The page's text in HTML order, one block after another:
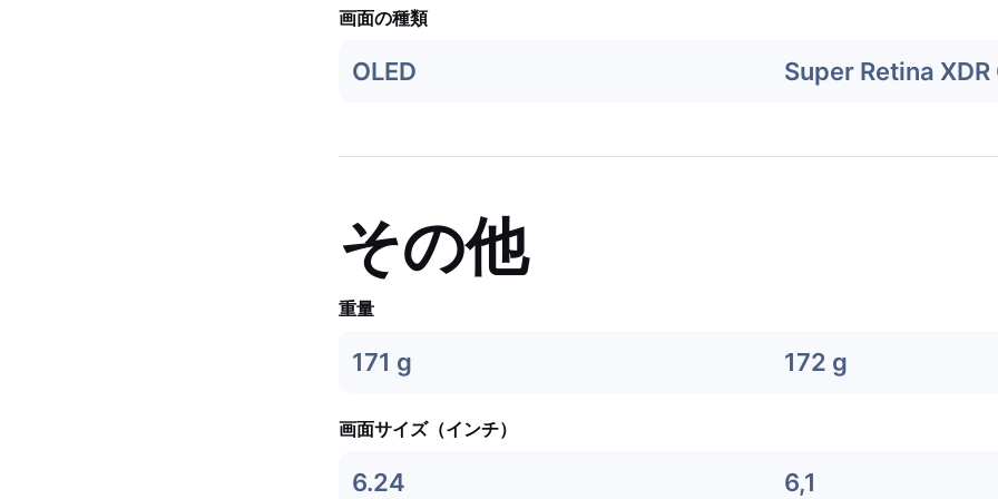
画面の種類
OLED Super Retina XDR
その他
重量
171 g 172 g
画面サイズ（インチ）
6.24 6,1